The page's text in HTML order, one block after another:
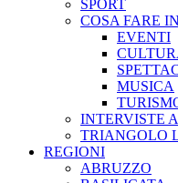
SPORT
COSA FARE
EVENTI
MUSICA
INTERVISTE
TRIANGOLO
REGIONI
ABRUZZO